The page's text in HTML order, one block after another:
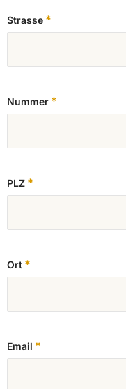
Strasse *
Nummer *
PLZ *
Ort *
Email *